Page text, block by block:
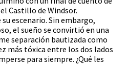
Castillo de Windsor.
escenario. Sin embargo,
el sueño se convirtió en una
separación bautizada como
más tóxica entre los dos lados
para siempre. ¿Qué les